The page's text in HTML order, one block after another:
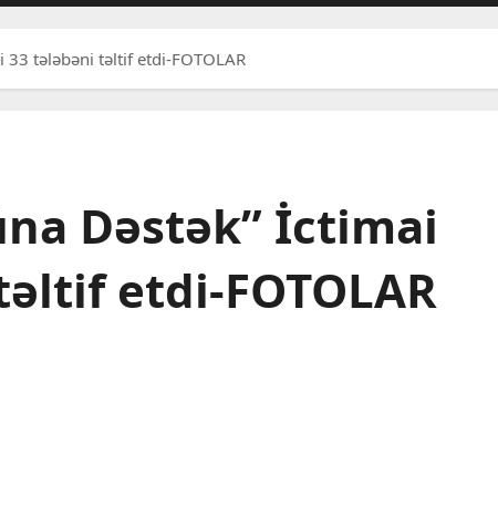
33 tələbəni təltif etdi-FOTOLAR
Dəstək” İctimai
etdi-FOTOLAR